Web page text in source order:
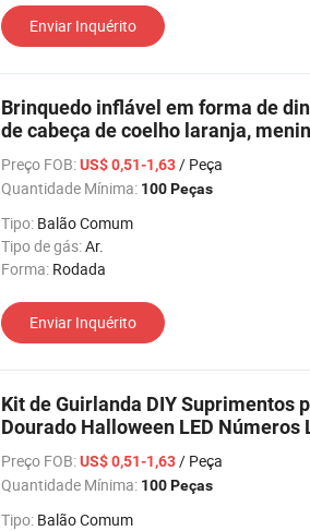
Enviar Inquérito
Brinquedo inflável em forma de
de cabeça de coelho laranja,
balão de Feliz Ano Novo
Preço FOB:US$ 0,51-1,63/ Peça
Quantidade Mínima: 100 Peças
Tipo: Balão Comum
Tipo de gás:Ar.
Forma: Rodada
Enviar Inquérito
Kit de Guirlanda DIY Suprimentos
Dourado Halloween LED
Preço FOB:US$ 0,51-1,63/ Peça
Quantidade Mínima: 100 Peças
Tipo: Balão Comum